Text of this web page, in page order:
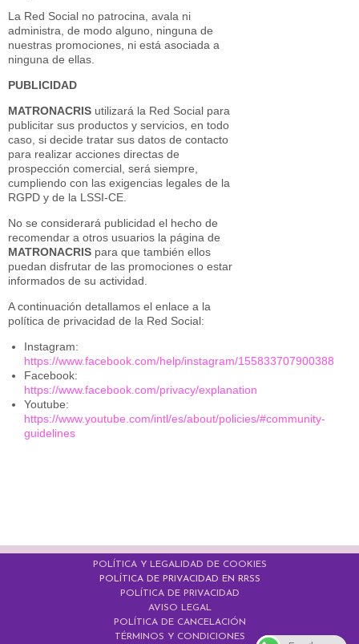
La Red Social no patrocina, avala ni
administra, de modo alguno, ninguna de
nuestras promociones, ni está asociada a
ninguna de ellas.
PUBLICIDAD
MATRONACRIS utilizará la Red Social para
publicitar sus productos y servicios, en todo
caso, si decide tratar sus datos de contacto
para realizar acciones directas de
prospección comercial, será siempre,
cumpliendo con las exigencias legales de la
RGPD y de la LSSI-CE.
No se considerará publicidad el hecho de
recomendar a otros usuarios la página de
MATRONACRIS para que también ellos
puedan disfrutar de las promociones o estar
informados de su actividad.
A continuación detallamos el enlace a la
política de privacidad de la Red Social:
Instagram:
https://www.facebook.com/help/instagram/155833707900388
Facebook:
https://www.facebook.com/privacy/explanation
Youtube:
https://www.youtube.com/intl/es/about/policies/#community-
guidelines
POLÍTICA Y LEGALIDAD DE COOKIES
POLÍTICA DE PRIVACIDAD EN RRSS
POLÍTICA DE PRIVACIDAD
AVISO LEGAL
POLÍTICA DE CANCELACIÓN
TÉRMINOS Y CONDICIONES